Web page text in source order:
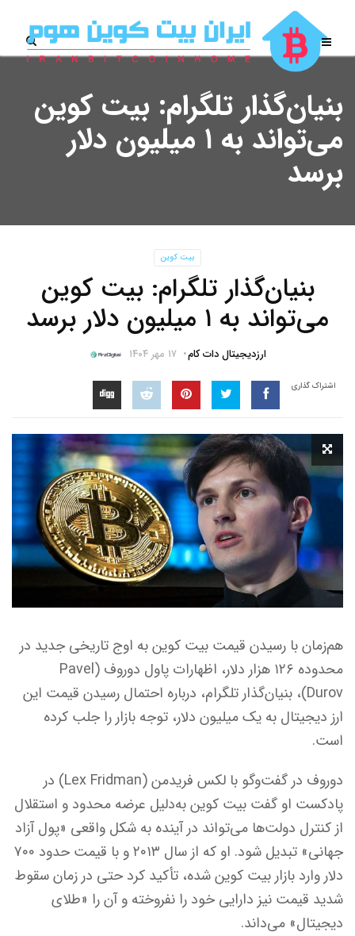
بنیان‌گذار تلگرام: بیت‌ کوین
می‌تواند به ۱ میلیون دلار
برسد
بیت کوین
بنیان‌گذار تلگرام: بیت‌ کوین
می‌تواند به ۱ میلیون دلار برسد
ارزدیجیتال دات کام ۱۷ مهر ۱۴۰۴
اشتراک گذاری
هم‌زمان با رسیدن قیمت بیت‌ کوین به اوج تاریخی جدید در
محدوده ۱۲۶ هزار دلار، اظهارات پاول دوروف (Pavel
Durov)، بنیان‌گذار تلگرام، درباره احتمال رسیدن قیمت این
ارز دیجیتال به یک میلیون دلار، توجه بازار را جلب کرده
است.
دوروف در گفت‌وگو با لکس فریدمن (Lex Fridman) در
پادکست او گفت بیت‌ کوین به‌دلیل عرضه محدود و استقلال
از کنترل دولت‌ها می‌تواند در آینده به شکل واقعی «پول آزاد
جهانی» تبدیل شود. او که از سال ۲۰۱۳ و با قیمت حدود ۷۰۰
دلار وارد بازار بیت‌ کوین شده، تأکید کرد حتی در زمان سقوط
شدید قیمت نیز دارایی خود را نفروخته و آن را «طلای
دیجیتال» می‌داند.